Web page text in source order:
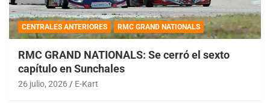
CENTRALES ANTERIORES RMC GRAND NATIONALS
RMC GRAND NATIONALS: Se cerró el sexto
capítulo en Sunchales
26 julio, 2026 E-Kart